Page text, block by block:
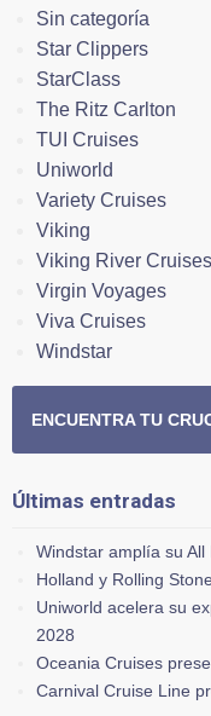
Sin categoría
Star Clippers
StarClass
The Ritz Carlton
TUI Cruises
Uniworld
Variety Cruises
Viking
Viking River Cruises
Virgin Voyages
Viva Cruises
Windstar
ENCUENTRA TU
Últimas entradas
Windstar amplía su All
Holland y Rolling
Uniworld acelera su
2028
Oceania Cruises
Carnival Cruise Line